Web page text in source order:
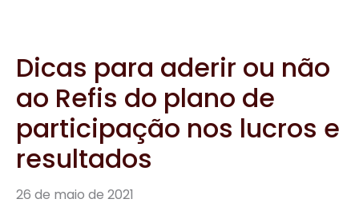
Dicas para aderir ou não
ao Refis do plano de
participação nos lucros e
resultados
26 de maio de 2021